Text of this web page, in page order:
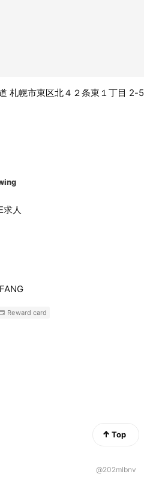
札幌市東区北４２条東１丁目 2-5
求人
Reward card
Top
@202mlbnv